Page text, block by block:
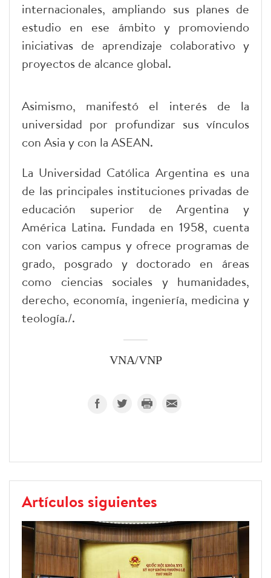
internacionales, ampliando sus planes de
estudio en ese ámbito y promoviendo
iniciativas de aprendizaje colaborativo y
proyectos de alcance global.
Asimismo, manifestó el interés de la
universidad por profundizar sus vínculos
con Asia y con la ASEAN.
La Universidad Católica Argentina es una
de las principales instituciones privadas de
educación superior de Argentina y
América Latina. Fundada en 1958, cuenta
con varios campus y ofrece programas de
grado, posgrado y doctorado en áreas
como ciencias sociales y humanidades,
derecho, economía, ingeniería, medicina y
teología./.
VNA/VNP
Artículos siguientes